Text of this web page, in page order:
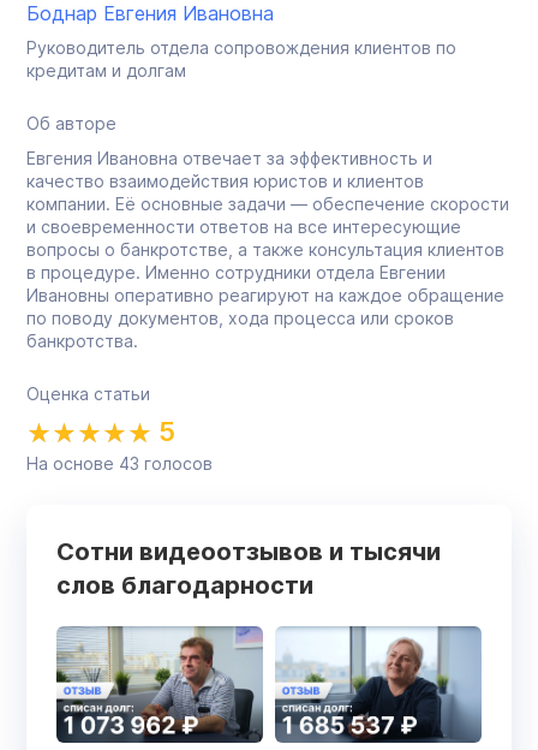
Боднар Евгения Ивановна
Руководитель отдела сопровождения клиентов по
кредитам и долгам
Об авторе
Евгения Ивановна отвечает за эффективность и
качество взаимодействия юристов и клиентов
компании. Её основные задачи — обеспечение скорости
и своевременности ответов на все интересующие
вопросы о банкротстве, а также консультация клиентов
в процедуре. Именно сотрудники отдела Евгении
Ивановны оперативно реагируют на каждое обращение
по поводу документов, хода процесса или сроков
банкротства.
Оценка статьи
5
На основе 43 голосов
Сотни видеоотзывов и тысячи
слов благодарности